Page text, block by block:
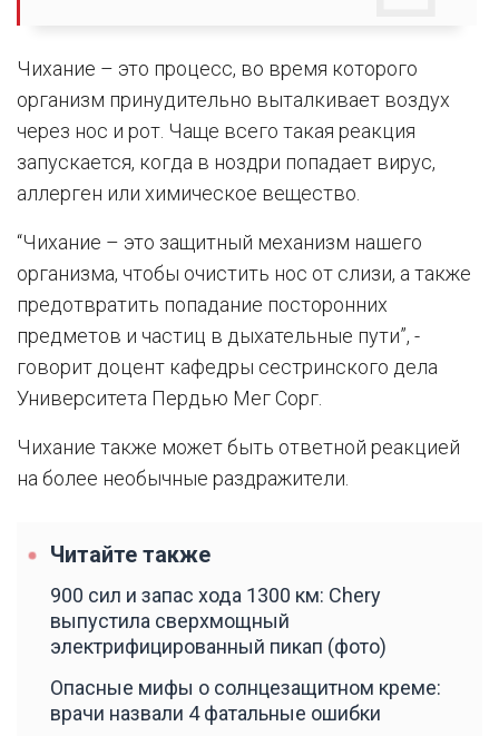
Чихание – это процесс, во время которого
организм принудительно выталкивает воздух
через нос и рот. Чаще всего такая реакция
запускается, когда в ноздри попадает вирус,
аллерген или химическое вещество.
“Чихание – это защитный механизм нашего
организма, чтобы очистить нос от слизи, а также
предотвратить попадание посторонних
предметов и частиц в дыхательные пути”, -
говорит доцент кафедры сестринского дела
Университета Пердью Мег Сорг.
Чихание также может быть ответной реакцией
на более необычные раздражители.
Читайте также
900 сил и запас хода 1300 км: Chery
выпустила сверхмощный
электрифицированный пикап (фото)
Опасные мифы о солнцезащитном креме:
врачи назвали 4 фатальные ошибки